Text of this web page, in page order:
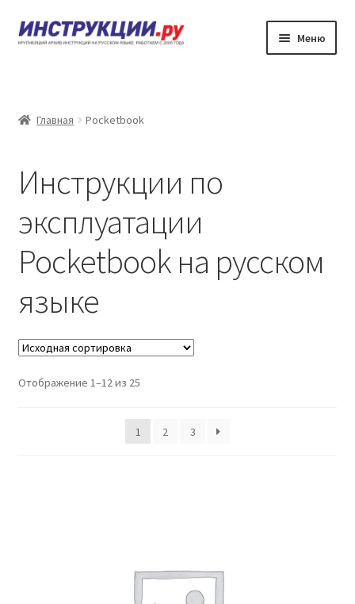
Перейти
к
Перейти
к
Меню
Каталог инструкций по эксплуатации
Личный кабинет
Главная Pocketbook
Инструкции по
эксплуатации
Pocketbook на русском
языке
Отображение 1–12 из 25
1 2 3